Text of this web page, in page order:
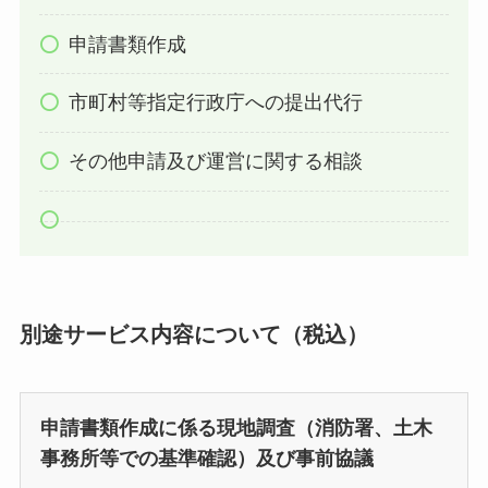
申請書類作成
市町村等指定行政庁への提出代行
その他申請及び運営に関する相談
別途サービス内容について （税込）
申請書類作成に係る現地調査（消防署、土木
事務所等での基準確認）及び事前協議